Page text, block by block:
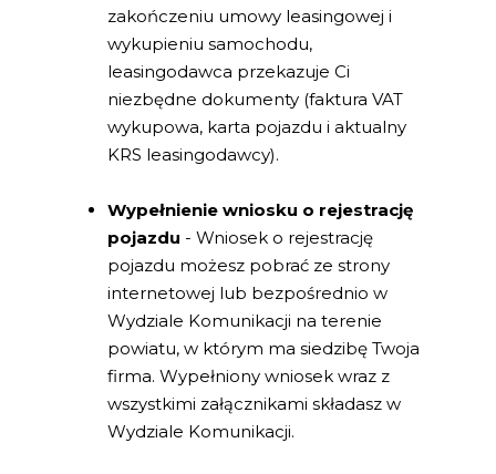
zakończeniu umowy leasingowej i
wykupieniu samochodu,
leasingodawca przekazuje Ci
niezbędne dokumenty (faktura VAT
wykupowa, karta pojazdu i aktualny
KRS leasingodawcy).
Wypełnienie wniosku o rejestrację
pojazdu - Wniosek o rejestrację
pojazdu możesz pobrać ze strony
internetowej lub bezpośrednio w
Wydziale Komunikacji na terenie
powiatu, w którym ma siedzibę Twoja
firma. Wypełniony wniosek wraz z
wszystkimi załącznikami składasz w
Wydziale Komunikacji.